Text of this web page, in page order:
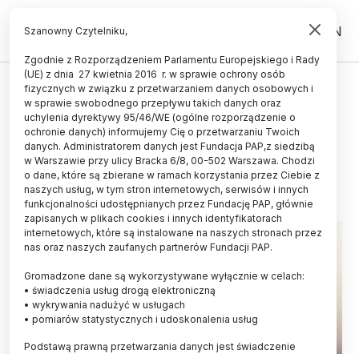
PL EN
ŚWIAT
Nowy indeks cytowań publikacji
naukowych
16.01.2026
aktualizacja: 16.01.2026
2 minuty czytania
Szanowny Czytelniku,
Zgodnie z Rozporządzeniem Parlamentu Europejskiego i Rady
(UE) z dnia 27 kwietnia 2016 r. w sprawie ochrony osób
fizycznych w związku z przetwarzaniem danych osobowych i
w sprawie swobodnego przepływu takich danych oraz
uchylenia dyrektywy 95/46/WE (ogólne rozporządzenie o
ochronie danych) informujemy Cię o przetwarzaniu Twoich
danych. Administratorem danych jest Fundacja PAP,z siedzibą
w Warszawie przy ulicy Bracka 6/8, 00-502 Warszawa. Chodzi
o dane, które są zbierane w ramach korzystania przez Ciebie z
naszych usług, w tym stron internetowych, serwisów i innych
funkcjonalności udostępnianych przez Fundację PAP, głównie
zapisanych w plikach cookies i innych identyfikatorach
internetowych, które są instalowane na naszych stronach przez
nas oraz naszych zaufanych partnerów Fundacji PAP.
Gromadzone dane są wykorzystywane wyłącznie w celach:
• świadczenia usług drogą elektroniczną
• wykrywania nadużyć w usługach
• pomiarów statystycznych i udoskonalenia usług
Podstawą prawną przetwarzania danych jest świadczenie